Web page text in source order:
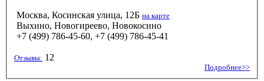
Москва, Косинская улица, 12Б на карте
Выхино, Новогиреево, Новокосино
+7 (499) 786-45-60, +7 (499) 786-45-41
Отзывы: 12
Подробнее>>